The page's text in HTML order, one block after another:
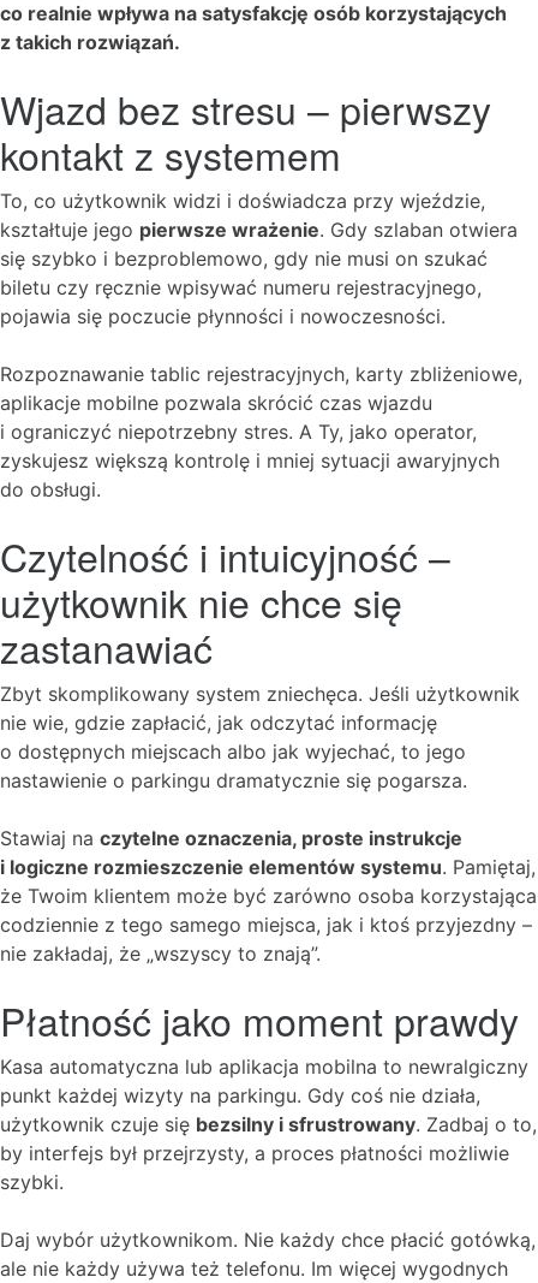
co realnie wpływa na satysfakcję osób korzystających
z takich rozwiązań.
Wjazd bez stresu – pierwszy
kontakt z systemem
To, co użytkownik widzi i doświadcza przy wjeździe,
kształtuje jego pierwsze wrażenie. Gdy szlaban otwiera
się szybko i bezproblemowo, gdy nie musi on szukać
biletu czy ręcznie wpisywać numeru rejestracyjnego,
pojawia się poczucie płynności i nowoczesności.
Rozpoznawanie tablic rejestracyjnych, karty zbliżeniowe,
aplikacje mobilne pozwala skrócić czas wjazdu
i ograniczyć niepotrzebny stres. A Ty, jako operator,
zyskujesz większą kontrolę i mniej sytuacji awaryjnych
do obsługi.
Czytelność i intuicyjność –
użytkownik nie chce się
zastanawiać
Zbyt skomplikowany system zniechęca. Jeśli użytkownik
nie wie, gdzie zapłacić, jak odczytać informację
o dostępnych miejscach albo jak wyjechać, to jego
nastawienie o parkingu dramatycznie się pogarsza.
Stawiaj na czytelne oznaczenia, proste instrukcje
i logiczne rozmieszczenie elementów systemu. Pamiętaj,
że Twoim klientem może być zarówno osoba korzystająca
codziennie z tego samego miejsca, jak i ktoś przyjezdny –
nie zakładaj, że „wszyscy to znają”.
Płatność jako moment prawdy
Kasa automatyczna lub aplikacja mobilna to newralgiczny
punkt każdej wizyty na parkingu. Gdy coś nie działa,
użytkownik czuje się bezsilny i sfrustrowany. Zadbaj o to,
by interfejs był przejrzysty, a proces płatności możliwie
szybki.
Daj wybór użytkownikom. Nie każdy chce płacić gotówką,
ale nie każdy używa też telefonu. Im więcej wygodnych